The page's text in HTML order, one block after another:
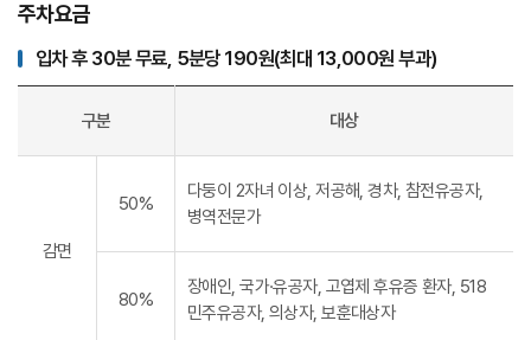
주차요금
입차 후 30분 무료, 5분당 190원(최대 13,000원 부과)
구분 대상
감면
50%
다둥이 2자녀 이상, 저공해, 경차, 참전유공자,
병역전문가
80%
장애인, 국가·유공자, 고엽제 후유증 환자, 518
민주유공자, 의상자, 보훈대상자